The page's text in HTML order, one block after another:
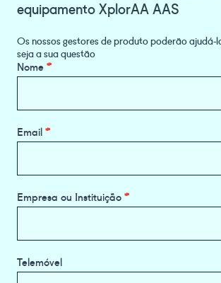
equipamento XplorAA AAS
Os nossos gestores de produto poderão ajudá-
seja a sua questão
Product
Information
Nome*
Email*
Empresa ou Instituição*
Telemóvel